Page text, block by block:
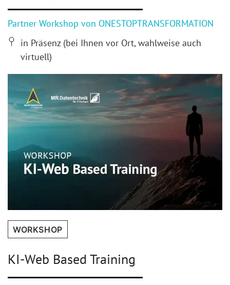
Partner Workshop von ONESTOP­TRANSFORMATION
in Präsenz (bei Ihnen vor Ort, wahlweise auch
virtuell)
WORKSHOP
KI-Web Based Training